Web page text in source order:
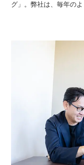
グ」。弊社は、毎年の